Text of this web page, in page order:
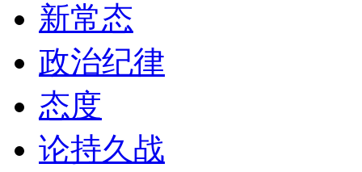
新常态
政治纪律
态度
论持久战